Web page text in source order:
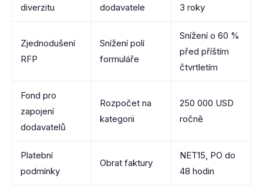
diverzitu
dodavatele
3 roky
Zjednodušení
RFP
Snížení polí
formuláře
Snížení o 60 %
před příštím
čtvrtletím
Fond pro
zapojení
dodavatelů
Rozpočet na
kategorii
250 000 USD
ročně
Platební
podmínky
Obrat faktury
NET15, PO do
48 hodin